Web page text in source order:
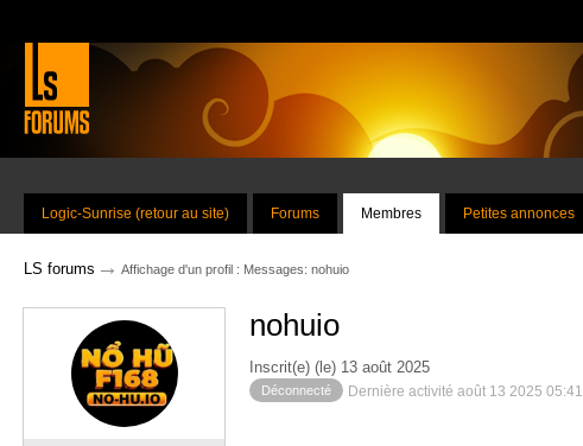
Logic-Sunrise (retour au site) Forums Membres Petites annonces
LS forums → Affichage d'un profil : Messages: nohuio
nohuio
Inscrit(e) (le) 13 août 2025
Déconnecté Dernière activité août 13 2025 05:41